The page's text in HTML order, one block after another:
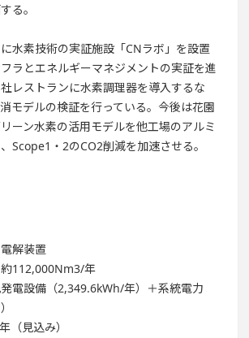
る。
水素技術の実証施設「CNラボ」を設置
ラとエネルギーマネジメントの実証を進
レストランに水素調理器を導入するな
モデルの検証を行っている。今後は花園
ーン水素の活用モデルを他工場のアルミ
Scope1・2のCO2削減を加速させる。
解装置
112,000Nm3/年
電設備（2,349.6kWh/年）＋系統電力
（見込み）